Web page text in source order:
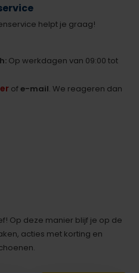
helpt je graag!
Op werkdagen van 09:00 tot
ofe-mail. We reageren dan
Op deze manier blijf je op de
acties met korting en